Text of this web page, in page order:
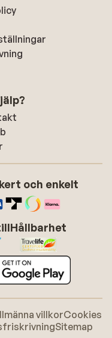
och enkelt
Hållbarhet
villkorCookies
Sitemap